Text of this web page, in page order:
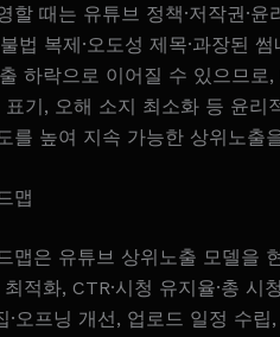
할 때는 유튜브 정책·저작권·
법 복제·오도성 제목·과장된
하락으로 이어질 수 있으므
기, 오해 소지 최소화 등 윤리
를 높여 지속 가능한 상위노출
맵
맵은 유튜브 상위노출 모델을
적화, CTR·시청 유지율·총 시
오프닝 개선, 업로드 일정 수립